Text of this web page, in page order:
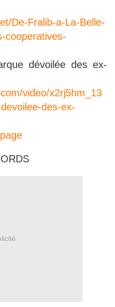
De-Fralib-a-La-Belle-
cooperatives-
dévoilée des ex-
video/x2rj5hm_13
des-ex-